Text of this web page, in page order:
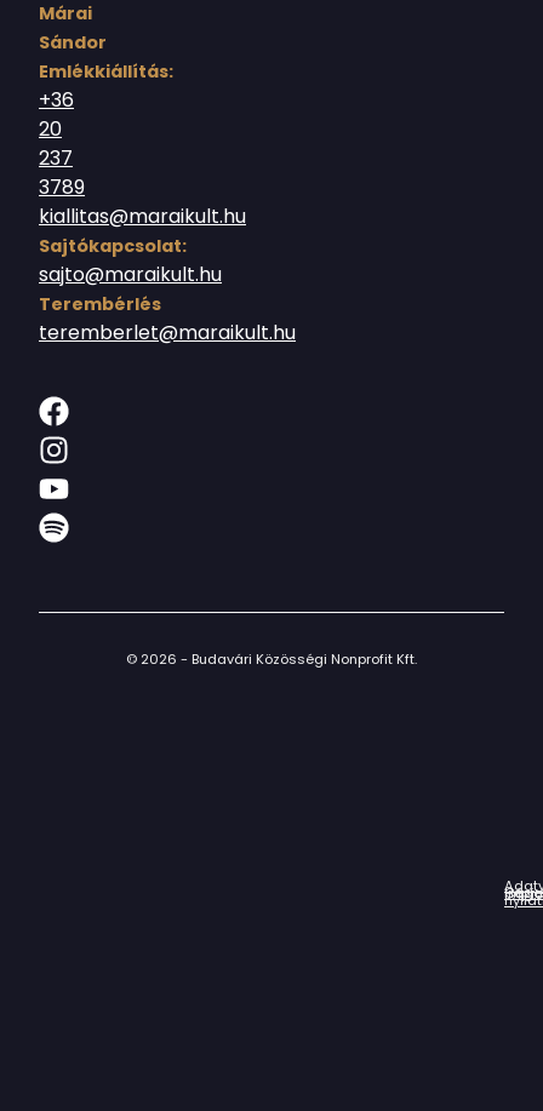
Márai
Sándor
Emlékkiállítás:
+36
20
237
3789
kiallitas@maraikult.hu
Sajtókapcsolat:
sajto@maraikult.hu
Terembérlés
teremberlet@maraikult.hu
© 2026 - Budavári Közösségi Nonprofit Kft.